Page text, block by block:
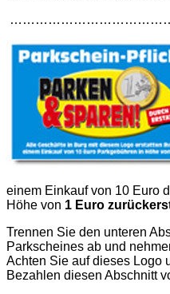
einem Einkauf von 10 Euro
Höhe von 1 Euro
Trennen Sie den unteren
Parkscheines ab und
Achten Sie auf dieses Logo
Bezahlen diesen Abschnitt